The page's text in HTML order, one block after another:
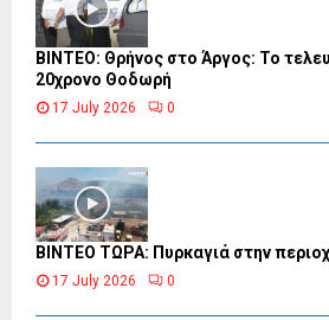
ΒΙΝΤΕΟ: Θρήνος στο Άργος: Το
20χρονο Θοδωρή
17 July 2026 0
ΒΙΝΤΕΟ ΤΩΡΑ: Πυρκαγιά στην
17 July 2026 0